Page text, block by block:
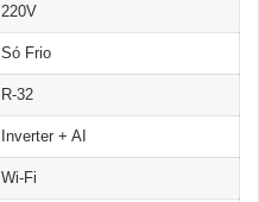
220V
Só Frio
R-32
Inverter + AI
Wi-Fi